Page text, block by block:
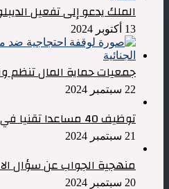
الملك يدعو إلى تفعيل
13 أكتوبر 2024
جمعيات حماية المال تنظم
22 سبتمبر 2024
توظيف 40 مساعدا تقنيا في وزارة الصحة
21 سبتمبر 2024
منهجية الجواب عن سؤال
20 سبتمبر 2024